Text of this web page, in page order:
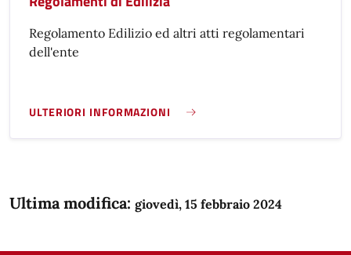
Regolamento Edilizio ed altri atti regolamentari
dell'ente
ULTERIORI INFORMAZIONI
REGOLAMENTI DI EDILIZIA }
Ultima modifica: giovedì, 15 febbraio 2024